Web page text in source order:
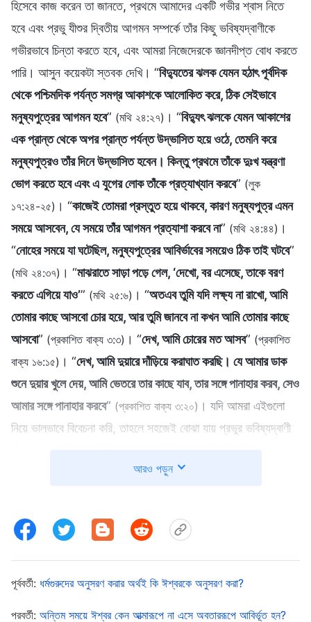
হিসেবে কাজ করেন তা জানতে, প্রথমে আমাদের একটি গভীর শ্বাস নিতে
হবে এবং প্রভু যীশুর দ্বিতীয় আগমন সম্পর্কে তাঁর কিছু ভবিষ্যদ্বাণীকে
গভীরভাবে চিন্তা করতে হবে, এবং আমরা নিজেদেরকে জ্ঞানদীপ্ত বোধ করতে
পারি। আসুন কয়েকটা স্তবক দেখি। “বিদ্যুতের ঝলক যেমন হঠাৎ পূর্বদিক
থেকে পশ্চিমদিক পর্যন্ত সমগ্র আকাশকে আলোকিত করে, ঠিক সেইভাবে
মনুষ্যপুত্রের আগমন হবে” (মথি ২৪:২৭) । “বিদ্যুৎ ঝলকে যেমন আকাশের
এক প্রান্ত থেকে অপর প্রান্ত পর্যন্ত উদ্ভাসিত হয়ে ওঠে, তেমনি করে
মনুষ্যপুত্রও তাঁর দিনে উদ্ভাসিত হবেন। কিন্তু প্রথমে তাঁকে দুঃখ যন্ত্রণা
ভোগ করতে হবে এবং এ যুগের লোক তাঁকে প্রত্যাখ্যান করবে” (লুক
১৭:২৪-২৫) । “কাজেই তোমরা প্রস্তুত হয়ে থাকবে, কারণ মনুষ্যপুত্র এমন
সময়ে আসবেন, যে সময়ে তাঁর আগমন প্রত্যাশা করবে না” (মথি ২৪:৪৪) ।
“নোহের সময়ে যা ঘটেছিল, মনুষ্যপুত্রের আবির্ভাবের সময়েও ঠিক তাই ঘটবে”
(মথি ২৪:৩৭) । “মাঝরাতে সাড়া পড়ে গেল, ‘দেখো, বর এসেছে, তাকে বরণ
করতে এগিয়ে যাও’” (মথি ২৫:৬) । “অতএব তুমি যদি লক্ষ্য না রাখো, আমি
তোমার কাছে আসবো চোর হয়ে, আর তুমি জানবে না কখন আমি তোমার কাছে
আসবো” (প্রকাশিত বাক্য ৩:৩) । “দেখ, আমি চোরের মত আসব” (প্রকাশিত
বাক্য ১৬:১৫) । “দেখ, আমি দুয়ারে দাঁড়িয়ে করাঘাত করছি। যে আমার ডাক
শুনে দুয়ার খুলে দেয়, আমি ভেতরে তার কাছে যাব, তার সঙ্গে পানাহার করব, সেও
আমার সঙ্গে পানাহার করবে” (প্রকাশিত বাক্য ৩:২০) । যদি আমরা এইগুলো
নিয়ে ভালভাবে বিবেচনা করি, তাহলে সহজেই বোঝা যায় প্রভুর ভবিষ্যদ্বাণী
মানবপুত্র তাঁর সেই দিনে
আবির্ভাব
” বলেছেন বহু বার, যা অন্তিম সময়ে প্রভুকে স্বাগত জানানোর
জন্য আমাদের কাছে খুব গুরুত্বপূর্ণ। তাহলে “মানবপুত্র
হচ্ছে? নিঃসন্দেহে, মানবপুত্র বলতে দেহধারণকারী ঈশ্বরের আত্মাকে বোঝানো
হচ্ছে। এটা শুধুমাত্র ঈশ্বরের অবতার সম্পর্কেই হতে পারে। প্রভু এটাও
আরও পড়ুন
পূর্ববর্তী: ধর্মগুরুদের অনুসরণ করার অর্থই কি ঈশ্বরকে অনুসরণ করা?
পরবর্তী: অন্তিম সময়ে ঈশ্বর কেন আত্মারূপে না এসে অবতাররূপে আবির্ভূত হন?